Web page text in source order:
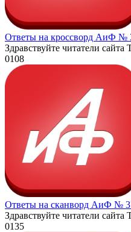
Ответы на кроссворд АиФ №
Здравствуйте читатели сайта
0108
Ответы на сканворд АиФ №
Здравствуйте читатели сайта
0135